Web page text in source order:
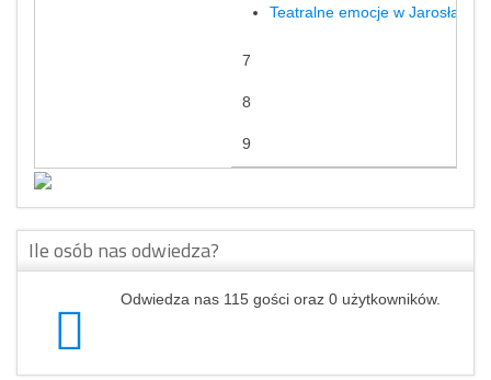
Teatralne emocje w Jarosławcu!
7
8
9
Ile osób nas odwiedza?
Odwiedza nas 115 gości oraz 0 użytkowników.